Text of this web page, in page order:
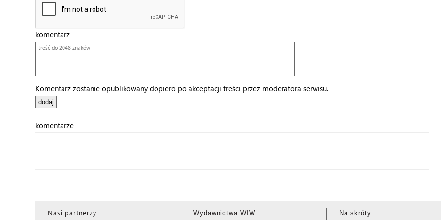
komentarz
Komentarz zostanie opublikowany dopiero po akceptacji treści przez moderatora serwisu.
komentarze
Nasi partnerzy Wydawnictwa WIW Na skróty